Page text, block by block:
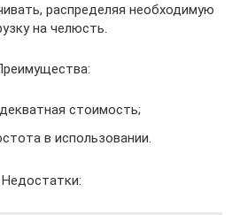
распределяя необходимую
на челюсть.
стоимость;
в использовании.
Недостатки: